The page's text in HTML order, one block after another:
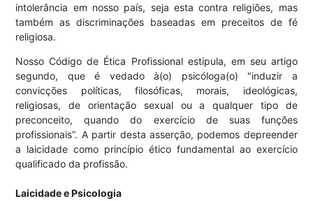
intolerância em nosso país, seja esta contra religiões, mas
também as discriminações baseadas em preceitos de fé
religiosa.
Nosso Código de Ética Profissional estipula, em seu artigo
segundo, que é vedado à(o) psicóloga(o) "induzir a
convicções políticas, filosóficas, morais, ideológicas,
religiosas, de orientação sexual ou a qualquer tipo de
preconceito, quando do exercício de suas funções
profissionais”. A partir desta asserção, podemos depreender
a laicidade como princípio ético fundamental ao exercício
qualificado da profissão.
Laicidade e Psicologia